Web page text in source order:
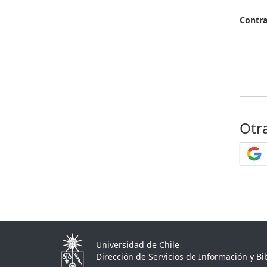
Universidad de Chile
Dirección de Servicios de Información y